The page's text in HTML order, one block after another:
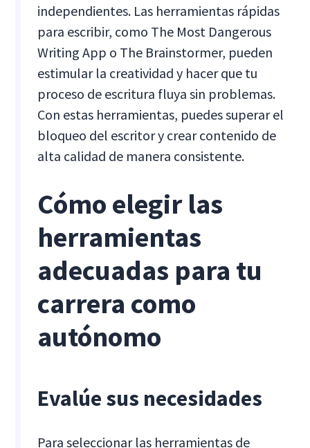
independientes. Las herramientas rápidas
para escribir, como The Most Dangerous
Writing App o The Brainstormer, pueden
estimular la creatividad y hacer que tu
proceso de escritura fluya sin problemas.
Con estas herramientas, puedes superar el
bloqueo del escritor y crear contenido de
alta calidad de manera consistente.
Cómo elegir las
herramientas
adecuadas para tu
carrera como
autónomo
Evalúe sus necesidades
Para seleccionar las herramientas de